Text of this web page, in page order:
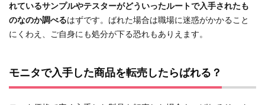
れているサンプルやテスターがどういったルートで入手されたも
のなのか調べるはずです。ばれた場合は職場に迷惑がかかること
にくわえ、ご自身にも処分が下る恐れもありえます。
モニタで入手した商品を転売したらばれる？